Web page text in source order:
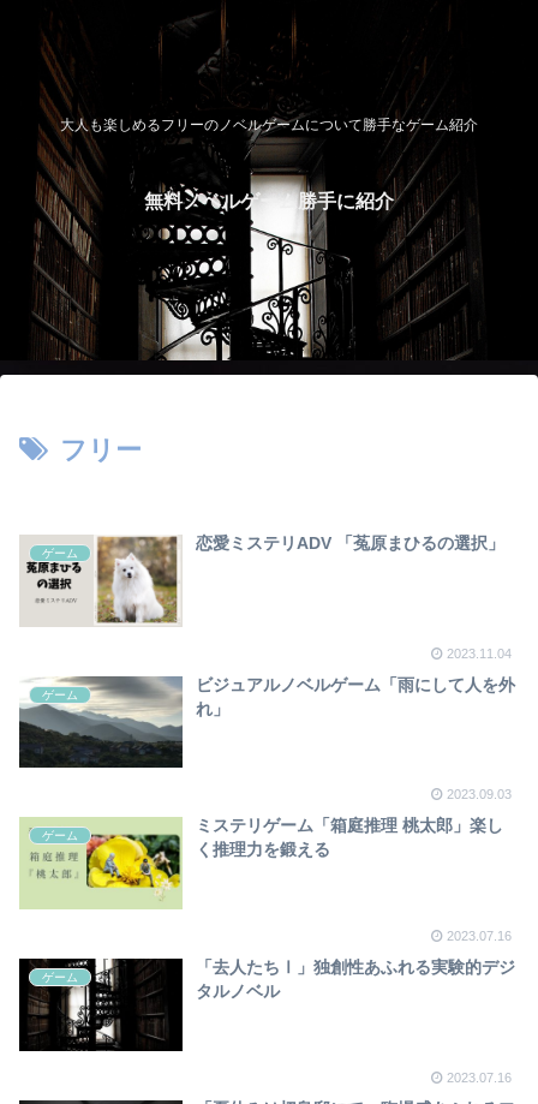
大人も楽しめるフリーのノベルゲームについて勝手なゲーム紹介
無料ノベルゲーム勝手に紹介
フリー
ゲーム
恋愛ミステリADV 「菟原まひるの選択」
2023.11.04
ゲーム
ビジュアルノベルゲーム「雨にして人を外
れ」
2023.09.03
ゲーム
ミステリゲーム「箱庭推理 桃太郎」楽し
く推理力を鍛える
2023.07.16
ゲーム
「去人たちⅠ」独創性あふれる実験的デジ
タルノベル
2023.07.16